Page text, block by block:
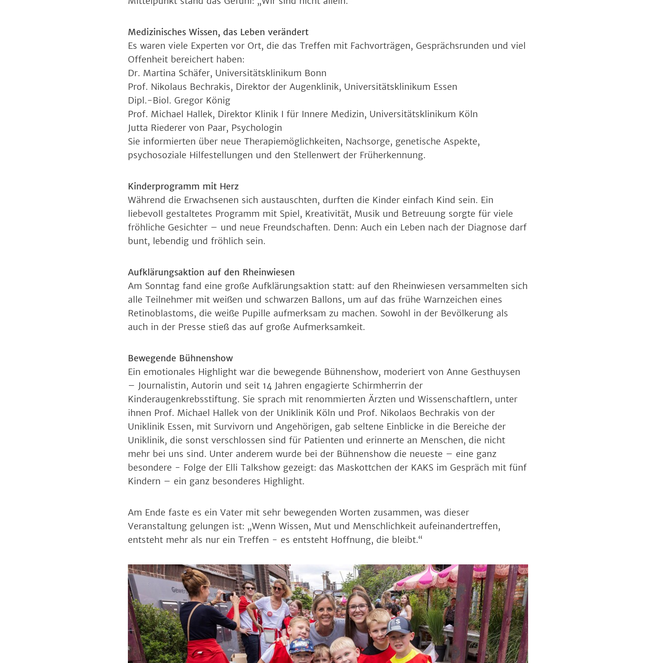
Medizinisches Wissen, das Leben verändert
Es waren viele Experten vor Ort, die das Treffen mit Fachvorträgen, Gesprächsrunden und viel
Offenheit bereichert haben:
Dr. Martina Schäfer, Universitätsklinikum Bonn
Prof. Nikolaus Bechrakis, Direktor der Augenklinik, Universitätsklinikum Essen
Dipl.-Biol. Gregor König
Prof. Michael Hallek, Direktor Klinik I für Innere Medizin, Universitätsklinikum Köln
Jutta Riederer von Paar, Psychologin
Sie informierten über neue Therapiemöglichkeiten, Nachsorge, genetische Aspekte,
psychosoziale Hilfestellungen und den Stellenwert der Früherkennung.
Kinderprogramm mit Herz
Während die Erwachsenen sich austauschten, durften die Kinder einfach Kind sein. Ein
liebevoll gestaltetes Programm mit Spiel, Kreativität, Musik und Betreuung sorgte für viele
fröhliche Gesichter – und neue Freundschaften. Denn: Auch ein Leben nach der Diagnose darf
bunt, lebendig und fröhlich sein.
Aufklärungsaktion auf den Rheinwiesen
Am Sonntag fand eine große Aufklärungsaktion statt: auf den Rheinwiesen versammelten sich
alle Teilnehmer mit weißen und schwarzen Ballons, um auf das frühe Warnzeichen eines
Retinoblastoms, die weiße Pupille aufmerksam zu machen. Sowohl in der Bevölkerung als
auch in der Presse stieß das auf große Aufmerksamkeit.
Bewegende Bühnenshow
Ein emotionales Highlight war die bewegende Bühnenshow, moderiert von Anne Gesthuysen
– Journalistin, Autorin und seit 14 Jahren engagierte Schirmherrin der
Kinderaugenkrebsstiftung. Sie sprach mit renommierten Ärzten und Wissenschaftlern, unter
ihnen Prof. Michael Hallek von der Uniklinik Köln und Prof. Nikolaos Bechrakis von der
Uniklinik Essen, mit Survivorn und Angehörigen, gab seltene Einblicke in die Bereiche der
Uniklinik, die sonst verschlossen sind für Patienten und erinnerte an Menschen, die nicht
mehr bei uns sind. Unter anderem wurde bei der Bühnenshow die neueste – eine ganz
besondere - Folge der Elli Talkshow gezeigt: das Maskottchen der KAKS im Gespräch mit fünf
Kindern – ein ganz besonderes Highlight.
Am Ende faste es ein Vater mit sehr bewegenden Worten zusammen, was dieser
Veranstaltung gelungen ist: „Wenn Wissen, Mut und Menschlichkeit aufeinandertreffen,
entsteht mehr als nur ein Treffen - es entsteht Hoffnung, die bleibt.“